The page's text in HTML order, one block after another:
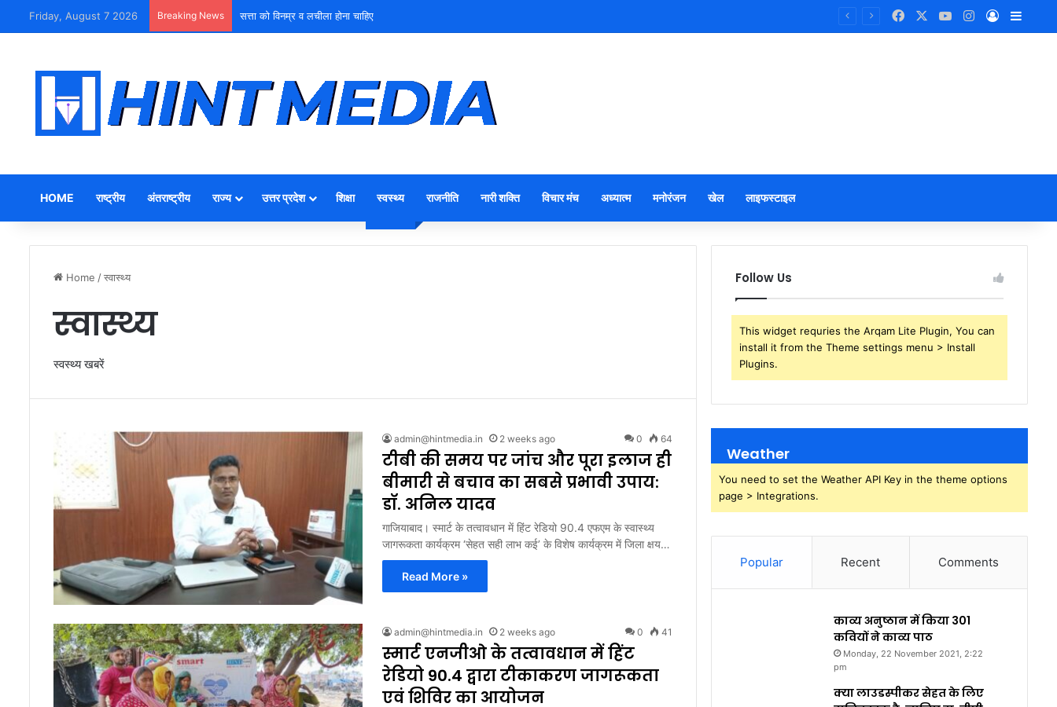
Friday, August 7 2026 Breaking News सत्ता को विनम्र व लचीला होना चाहिए FacebookYouTubeInstagram
Log In
HOME राष्ट्रीय अंतराष्ट्रीय राज्य उत्तर प्रदेश शिक्षा स्वस्थ्य राजनीति नारी शक्ति विचार मंच अध्यात्म मनोरंजन खेल लाइफस्टाइल
Home /स्वास्थ्य
स्वास्थ्य
स्वस्थ्य खबरें
admin@hintmedia.in 2 weeks ago 0 64
टीबी की समय पर जांच और पूरा इलाज ही
बीमारी से बचाव का सबसे प्रभावी उपाय:
डॉ. अनिल यादव
गाजियाबाद। स्मार्ट के तत्वावधान में हिंट रेडियो 90.4 एफएम के स्वास्थ्य
जागरूकता कार्यक्रम ‘सेहत सही लाभ कई’ के विशेष कार्यक्रम में जिला क्षय…
Read More »
admin@hintmedia.in 2 weeks ago 0 41
स्मार्ट एनजीओ के तत्वावधान में हिंट
रेडियो 90.4 द्वारा टीकाकरण जागरूकता
एवं शिविर का आयोजन
Follow Us
This widget requries the Arqam Lite Plugin, You can
install it from the Theme settings menu > Install
Plugins.
Weather
You need to set the Weather API Key in the theme options
page > Integrations.
Popular Recent Comments
काव्य अनुष्ठान में किया 301
कवियों ने काव्य पाठ
Monday, 22 November 2021, 2:22
pm
क्या लाउडस्पीकर सेहत के लिए